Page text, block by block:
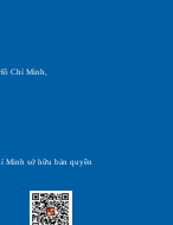
Chí Minh,
Minh sở hữu bản quyền